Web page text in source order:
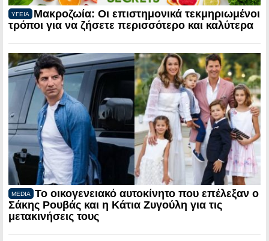
ΥΓΕΙΑ
Μακροζωία: Οι επιστημονικά τεκμηριωμένοι
τρόποι για να ζήσετε περισσότερο και καλύτερα
MEDIA
Το οικογενειακό αυτοκίνητο που επέλεξαν ο
Σάκης Ρουβάς και η Κάτια Ζυγούλη για τις
μετακινήσεις τους